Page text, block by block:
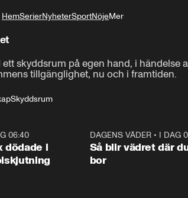
HemSerierNyheterSportNöjeMer
skyddsrum på egen hand, i händelse
tillgänglighet, nu och i framtiden.
Skyddsrum
06:40
dödade i
DAGENS VÄDER• I DAG
Så blir vädret där
bor